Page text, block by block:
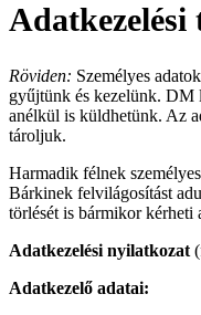
Adatkezelési
Röviden: Személyes
gyűjtünk és kezelünk. DM
anélkül is küldhetünk. Az
tároljuk.
Harmadik félnek
Bárkinek felvilágosítást
törlését is bármikor kérheti
Adatkezelési nyilatkozat
Adatkezelő adatai: